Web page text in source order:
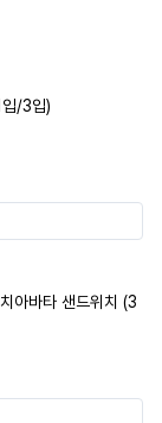
입/3입)
아바타 샌드위치 (3